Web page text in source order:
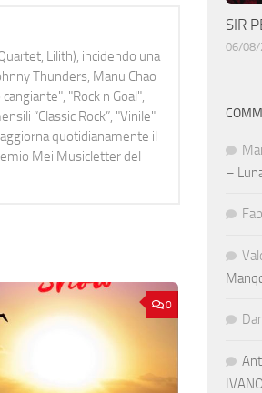
Lilith), incidendo una
Thunders, Manu Chao
"Rock n Goal",
“Classic Rock”, "Vinile"
quotidianamente il
Mei Musicletter del
0
SIR
06/08/
–